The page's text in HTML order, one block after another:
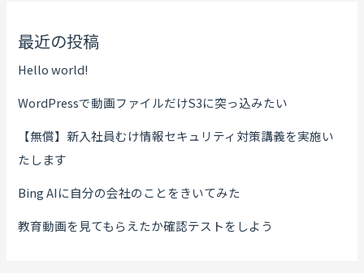
最近の投稿
Hello world!
WordPressで動画ファイルだけS3に突っ込みたい
【無償】新入社員むけ情報セキュリティ対策講義を実施い
たします
Bing AIに自分の会社のことをきいてみた
教育動画を見てもらえたか確認テストをしよう